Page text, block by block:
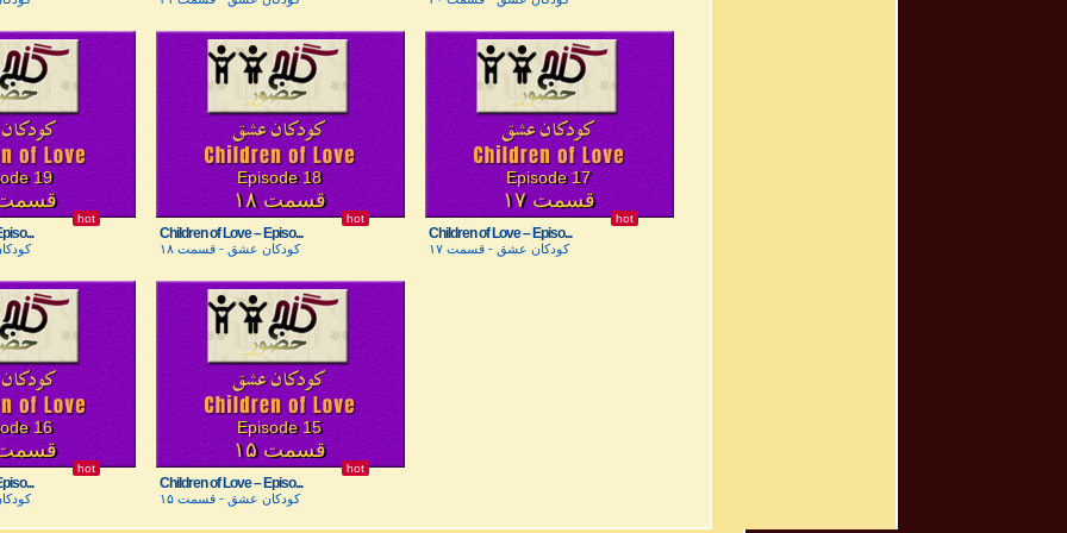
19
قسمت
hot
Episode 18
قسمت ۱۸
hot
Children of Love – Episo...
کودکان عشق - قسمت ۱۸
Episode 17
قسمت ۱۷
hot
Children of Love – Episo...
کودکان عشق - قسمت ۱۷
16
قسمت
hot
Episode 15
قسمت ۱۵
hot
Children of Love – Episo...
کودکان عشق - قسمت ۱۵